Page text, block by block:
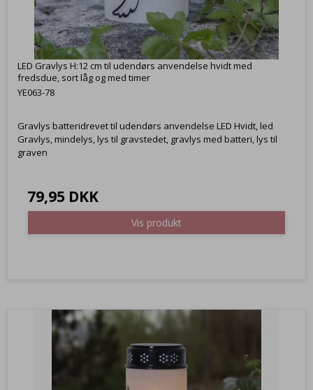
LED Gravlys H:12 cm til udendørs anvendelse hvidt med
fredsdue, sort låg og med timer
YE063-78
Gravlys batteridrevet til udendørs anvendelse LED Hvidt, led
Gravlys, mindelys, lys til gravstedet, gravlys med batteri, lys til
graven
79,95 DKK
Vis produkt